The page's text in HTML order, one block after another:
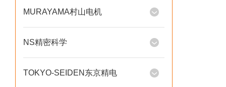
MURAYAMA村山电机
NS精密科学
TOKYO-SEIDEN东京精电